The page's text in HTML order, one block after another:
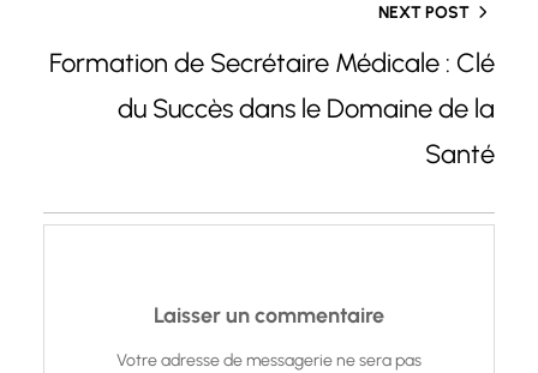
NEXT POST
Formation de Secrétaire Médicale : Clé
du Succès dans le Domaine de la
Santé
Laisser un commentaire
Votre adresse de messagerie ne sera pas